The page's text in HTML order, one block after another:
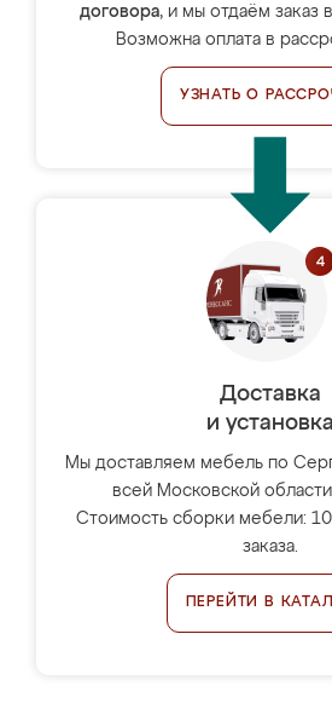
договора, и мы отдаём заказ
Возможна оплата в
УЗНАТЬ О
Доставка
и установка
Мы доставляем мебель по
всей Московской
Стоимость сборки мебели:
заказа.
ПЕРЕЙТИ В